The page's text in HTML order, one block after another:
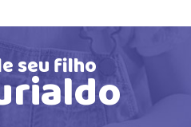
seu filho